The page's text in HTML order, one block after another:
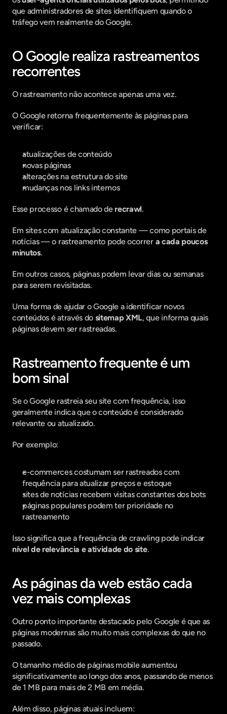
que administradores de sites identifiquem quando o
tráfego vem realmente do Google.
O Google realiza rastreamentos
recorrentes
O rastreamento não acontece apenas uma vez.
O Google retorna frequentemente às páginas para
verificar:
atualizações de conteúdo
novas páginas
alterações na estrutura do site
mudanças nos links internos
Esse processo é chamado de recrawl.
Em sites com atualização constante — como portais de
notícias — o rastreamento pode ocorrer a cada poucos
minutos.
Em outros casos, páginas podem levar dias ou semanas
para serem revisitadas.
Uma forma de ajudar o Google a identificar novos
conteúdos é através do sitemap XML, que informa quais
páginas devem ser rastreadas.
Rastreamento frequente é um
bom sinal
Se o Google rastreia seu site com frequência, isso
geralmente indica que o conteúdo é considerado
relevante ou atualizado.
Por exemplo:
e-commerces costumam ser rastreados com
frequência para atualizar preços e estoque
sites de notícias recebem visitas constantes dos bots
páginas populares podem ter prioridade no
rastreamento
nível de relevância e atividade do site.
As páginas da web estão cada
vez mais complexas
Outro ponto importante destacado pelo Google é que as
páginas modernas são muito mais complexas do que no
passado.
O tamanho médio de páginas mobile aumentou
significativamente ao longo dos anos, passando de menos
de 1 MB para mais de 2 MB em média.
Além disso, páginas atuais incluem: